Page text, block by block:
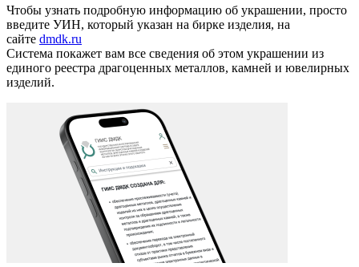
Чтобы узнать подробную информацию об украшении, просто
введите УИН, который указан на бирке изделия, на
сайте dmdk.ru
Система покажет вам все сведения об этом украшении из
единого реестра драгоценных металлов, камней и ювелирных
изделий.